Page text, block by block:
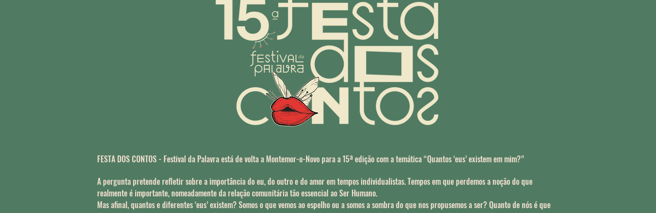
FESTA DOS CONTOS - Festival da Palavra está de volta a Montemor-o-Novo para a 15ª edição com a temática “Quantos ‘eus’ existem em mim?”
A pergunta pretende refletir sobre a importância do eu, do outro e do amor em tempos individualistas. Tempos em que perdemos a noção do que
realmente é importante, nomeadamente da relação comunitária tão essencial ao Ser Humano.
Mas afinal, quantos e diferentes ‘eus’ existem? Somos o que vemos ao espelho ou a somos a sombra do que nos propusemos a ser? Quanto de nós é que